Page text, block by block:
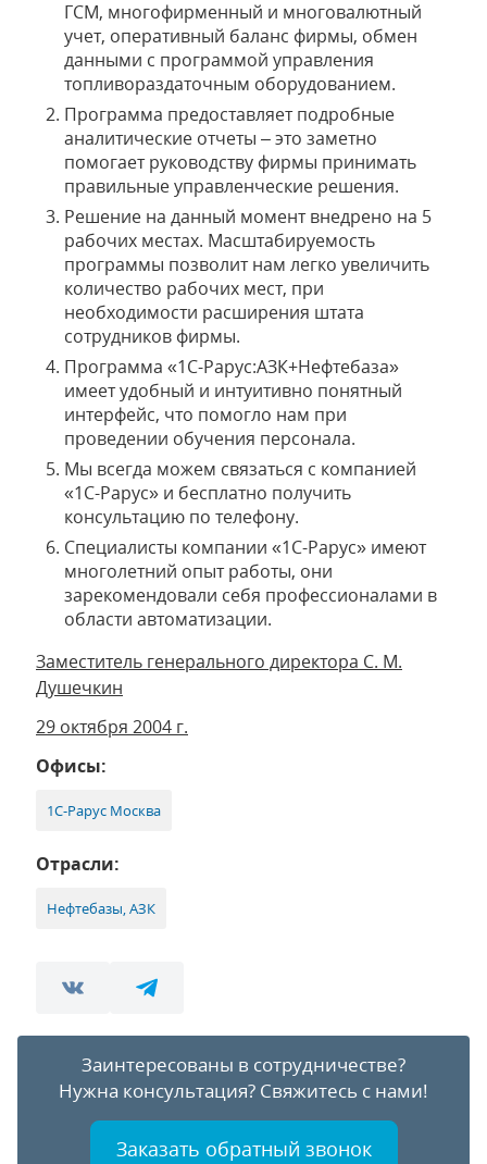
ГСМ, многофирменный и многовалютный
учет, оперативный баланс фирмы, обмен
данными с программой управления
топливораздаточным оборудованием.
Программа предоставляет подробные
аналитические отчеты – это заметно
помогает руководству фирмы принимать
правильные управленческие решения.
Решение на данный момент внедрено на 5
рабочих местах. Масштабируемость
программы позволит нам легко увеличить
количество рабочих мест, при
необходимости расширения штата
сотрудников фирмы.
Программа «1С-Рарус:АЗК+Нефтебаза»
имеет удобный и интуитивно понятный
интерфейс, что помогло нам при
проведении обучения персонала.
Мы всегда можем связаться с компанией
«1С-Рарус» и бесплатно получить
консультацию по телефону.
Специалисты компании «1С-Рарус» имеют
многолетний опыт работы, они
зарекомендовали себя профессионалами в
области автоматизации.
Заместитель генерального директора С. М.
Душечкин
29 октября 2004 г.
Офисы:
1С-Рарус Москва
Отрасли:
Нефтебазы, АЗК
Заинтересованы в сотрудничестве?
Нужна консультация? Свяжитесь с нами!
Заказать обратный звонок